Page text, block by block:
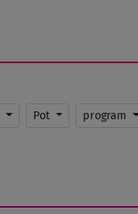
Pot program